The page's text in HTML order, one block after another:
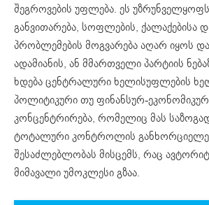
შეგროვების უფლება. ეს
განვითარება, სოფლების, ქალაქებისა
პრობლემების მოგვარება აღარ იყოს
ადამიანის, ან მმართველი პარტიის
ხდება ცენტრალური ხელისუფლების
პოლიტიკური თუ ფინანსურ-
კონცენტრირება, რომელიც მას
ტოტალური კონტროლის
შესაძლებლობას მისცემს, რაც
მიმავალი უმოკლესი გზაა.